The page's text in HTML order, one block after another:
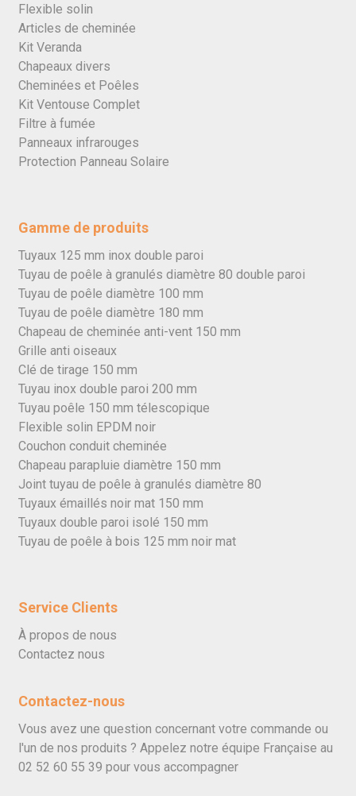
Flexible solin
Articles de cheminée
Kit Veranda
Chapeaux divers
Cheminées et Poêles
Kit Ventouse Complet
Filtre à fumée
Panneaux infrarouges
Protection Panneau Solaire
Gamme de produits
Tuyaux 125 mm inox double paroi
Tuyau de poêle à granulés diamètre 80 double paroi
Tuyau de poêle diamètre 100 mm
Tuyau de poêle diamètre 180 mm
Chapeau de cheminée anti-vent 150 mm
Grille anti oiseaux
Clé de tirage 150 mm
Tuyau inox double paroi 200 mm
Tuyau poêle 150 mm télescopique
Flexible solin EPDM noir
Couchon conduit cheminée
Chapeau parapluie diamètre 150 mm
Joint tuyau de poêle à granulés diamètre 80
Tuyaux émaillés noir mat 150 mm
Tuyaux double paroi isolé 150 mm
Tuyau de poêle à bois 125 mm noir mat
Service Clients
À propos de nous
Contactez nous
Contactez-nous
Vous avez une question concernant votre commande ou
l'un de nos produits ? Appelez notre équipe Française au
02 52 60 55 39 pour vous accompagner